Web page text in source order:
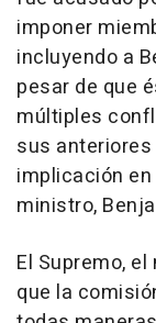
imponer
incluyendo a
pesar de que
múltiples
sus
implicación
ministro,
El Supremo,
que la